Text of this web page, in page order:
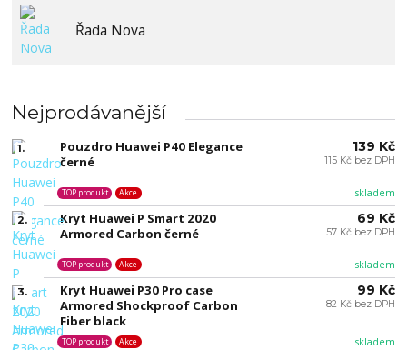
Řada Nova
Nejprodávanější
1.
Pouzdro Huawei P40 Elegance
černé
skladem
TOP produkt Akce
139 Kč
115 Kč bez DPH
2.
Kryt Huawei P Smart 2020
Armored Carbon černé
skladem
TOP produkt Akce
69 Kč
57 Kč bez DPH
3.
Kryt Huawei P30 Pro case
Armored Shockproof Carbon
Fiber black
skladem
TOP produkt Akce
99 Kč
82 Kč bez DPH